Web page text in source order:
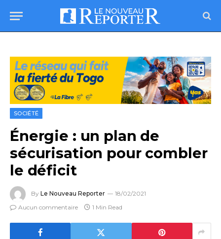
SOCIÉTÉ
Énergie : un plan de
sécurisation pour combler
le déficit
By Le Nouveau Reporter
18/02/2021
Aucun commentaire
1 Min Read